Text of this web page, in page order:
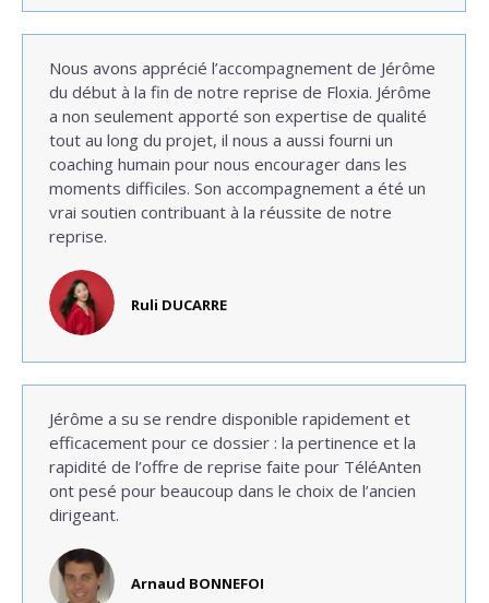
Nous avons apprécié l’accompagnement de Jérôme
du début à la fin de notre reprise de Floxia. Jérôme
a non seulement apporté son expertise de qualité
tout au long du projet, il nous a aussi fourni un
coaching humain pour nous encourager dans les
moments difficiles. Son accompagnement a été un
vrai soutien contribuant à la réussite de notre
reprise.
Ruli DUCARRE
Jérôme a su se rendre disponible rapidement et
efficacement pour ce dossier : la pertinence et la
rapidité de l’offre de reprise faite pour TéléAnten
ont pesé pour beaucoup dans le choix de l’ancien
dirigeant.
Arnaud BONNEFOI